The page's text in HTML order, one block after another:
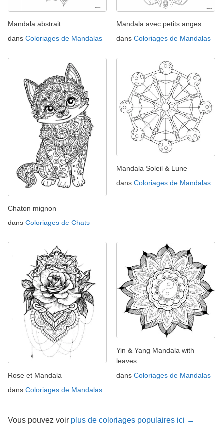
Mandala abstrait
dans Coloriages de Mandalas
Mandala avec petits anges
dans Coloriages de Mandalas
Chaton mignon
dans Coloriages de Chats
Mandala Soleil & Lune
dans Coloriages de Mandalas
Rose et Mandala
dans Coloriages de Mandalas
Yin & Yang Mandala with
leaves
dans Coloriages de Mandalas
Vous pouvez voir plus de coloriages populaires ici →